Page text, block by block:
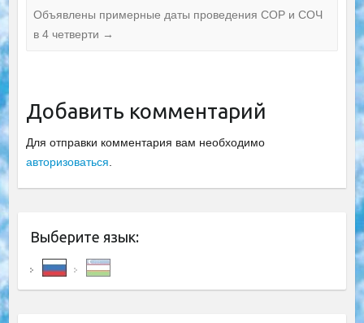
Объявлены примерные даты проведения СОР и СОЧ
в 4 четверти →
Добавить комментарий
Для отправки комментария вам необходимо
авторизоваться
Выберите язык: